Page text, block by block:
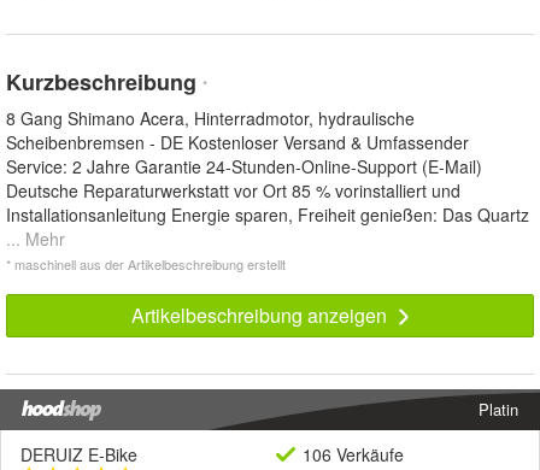
Kurzbeschreibung *
8 Gang Shimano Acera, Hinterradmotor, hydraulische
Scheibenbremsen - DE Kostenloser Versand & Umfassender
Service: 2 Jahre Garantie 24-Stunden-Online-Support (E-Mail)
Deutsche Reparaturwerkstatt vor Ort 85 % vorinstalliert und
Installationsanleitung Energie sparen, Freiheit genießen: Das Quartz
... Mehr
* maschinell aus der Artikelbeschreibung erstellt
Artikelbeschreibung anzeigen
Platin
DERUIZ E-Bike
106 Verkäufe